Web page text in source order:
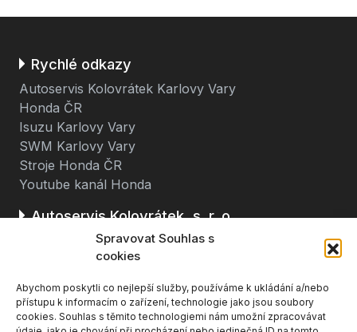
Spravovat Souhlas s
cookies
Abychom poskytli co nejlepší služby, používáme k ukládání a/nebo
přístupu k informacím o zařízení, technologie jako jsou soubory
cookies. Souhlas s těmito technologiemi nám umožní zpracovávat
Rychlé odkazy
Autoservis Kolovrátek Karlovy Vary
Honda ČR
Isuzu Karlovy Vary
SWM Karlovy Vary
Stroje Honda ČR
Youtube kanál Honda
Autoservis Kolovrátek, s. r. o.
Stará cesta 116
362 63 Dalovice u Karlových Varů
(u čerpací stanice BENZINA, směr K. Vary - Ostrov)